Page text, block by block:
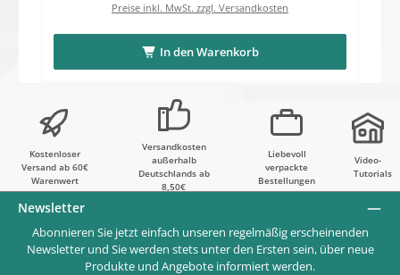
Preise inkl. MwSt. zzgl. Versandkosten
In den Warenkorb
Kostenloser
Versand ab 60€
Warenwert
Versandkosten
außerhalb
Deutschlands ab
8,50€
Liebevoll
verpackte
Bestellungen
Video-
Tutorials
Newsletter
Abonnieren Sie jetzt einfach unseren regelmäßig erscheinenden
Newsletter und Sie werden stets unter den Ersten sein, über neue
Produkte und Angebote informiert werden.